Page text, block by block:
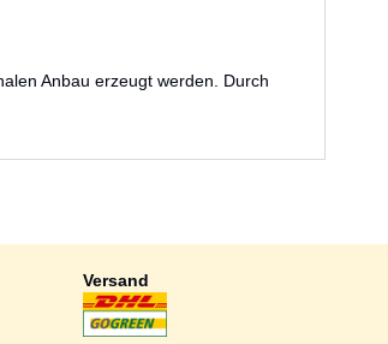
Anbau erzeugt werden. Durch
Versand